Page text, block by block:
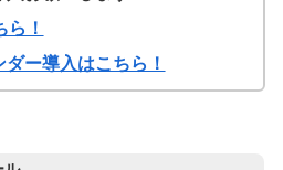
！
ー導入はこちら！